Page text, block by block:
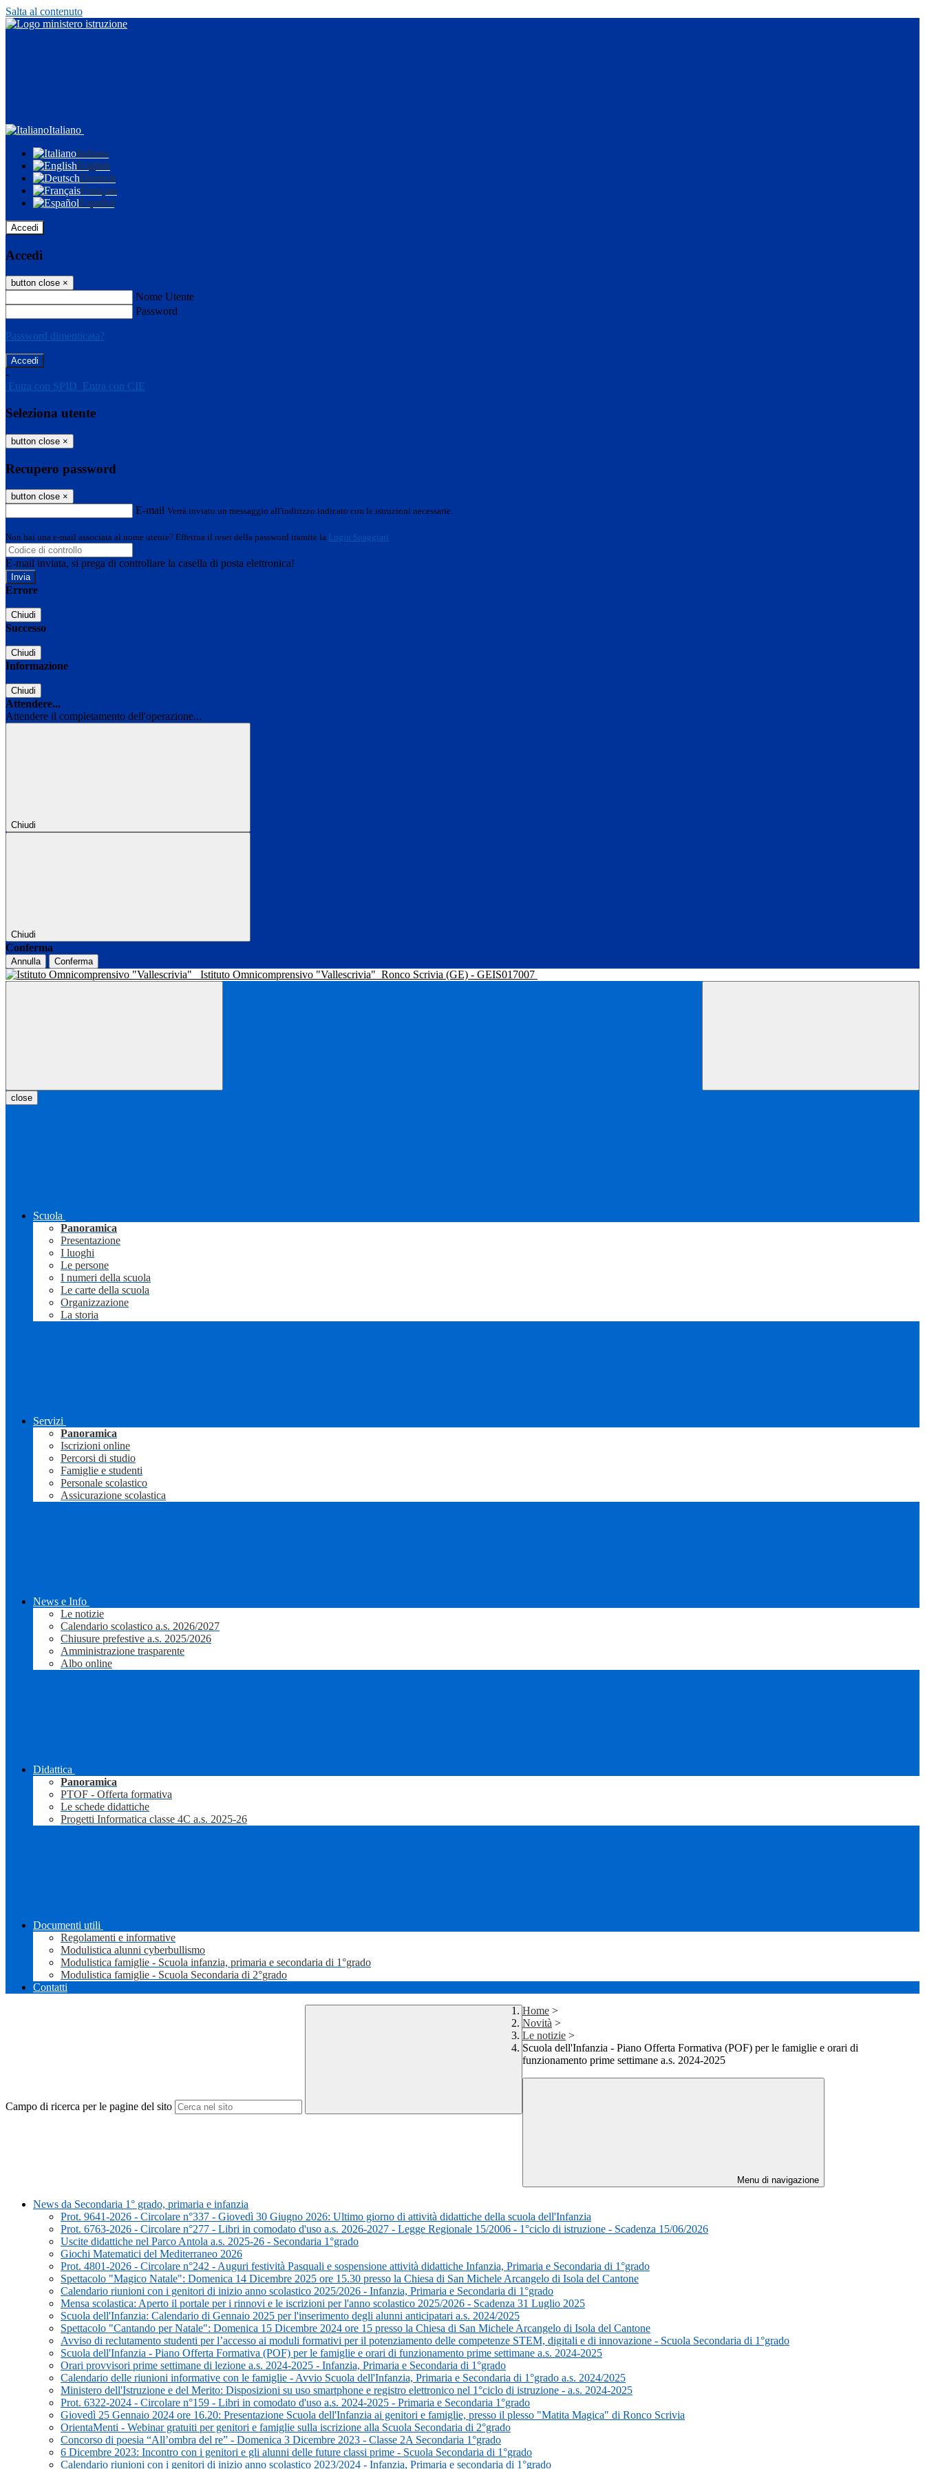
Salta al contenuto
Italiano
Italiano
English
Deutsch
Français
Español
Accedi
Accedi
button close ×
Nome Utente
Password
Password dimenticata?
-
Entra con SPID Entra con CIE
Seleziona utente
button close ×
Recupero password
button close ×
E-mail Verrà inviato un messaggio all'indirizzo indicato con le istruzioni necessarie.
Non hai una e-mail associata al nome utente? Effettua il reset della password tramite la Login Spaggiari
E-mail inviata, si prega di controllare la casella di posta elettronica!
Errore
Chiudi
Successo
Chiudi
Informazione
Chiudi
Attendere...
Attendere il completamento dell'operazione...
Chiudi
Chiudi
Conferma
Annulla Conferma
Istituto Omnicomprensivo "Vallescrivia" Ronco Scrivia (GE) - GEIS017007
close
Scuola
Panoramica
Presentazione
I luoghi
Le persone
I numeri della scuola
Le carte della scuola
Organizzazione
La storia
Servizi
Panoramica
Iscrizioni online
Percorsi di studio
Famiglie e studenti
Personale scolastico
Assicurazione scolastica
News e Info
Le notizie
Calendario scolastico a.s. 2026/2027
Chiusure prefestive a.s. 2025/2026
Amministrazione trasparente
Albo online
Didattica
Panoramica
PTOF - Offerta formativa
Le schede didattiche
Progetti Informatica classe 4C a.s. 2025-26
Documenti utili
Regolamenti e informative
Modulistica alunni cyberbullismo
Modulistica famiglie - Scuola infanzia, primaria e secondaria di 1°grado
Modulistica famiglie - Scuola Secondaria di 2°grado
Contatti
Campo di ricerca per le pagine del sito
Home >
Novità >
Le notizie >
Scuola dell'Infanzia - Piano Offerta Formativa (POF) per le famiglie e orari di
funzionamento prime settimane a.s. 2024-2025
Menu di navigazione
News da Secondaria 1° grado, primaria e infanzia
Prot. 9641-2026 - Circolare n°337 - Giovedì 30 Giugno 2026: Ultimo giorno di attività didattiche della scuola dell'Infanzia
Prot. 6763-2026 - Circolare n°277 - Libri in comodato d'uso a.s. 2026-2027 - Legge Regionale 15/2006 - 1°ciclo di istruzione - Scadenza 15/06/2026
Uscite didattiche nel Parco Antola a.s. 2025-26 - Secondaria 1°grado
Giochi Matematici del Mediterraneo 2026
Prot. 4801-2026 - Circolare n°242 - Auguri festività Pasquali e sospensione attività didattiche Infanzia, Primaria e Secondaria di 1°grado
Spettacolo "Magico Natale": Domenica 14 Dicembre 2025 ore 15.30 presso la Chiesa di San Michele Arcangelo di Isola del Cantone
Calendario riunioni con i genitori di inizio anno scolastico 2025/2026 - Infanzia, Primaria e Secondaria di 1°grado
Mensa scolastica: Aperto il portale per i rinnovi e le iscrizioni per l'anno scolastico 2025/2026 - Scadenza 31 Luglio 2025
Scuola dell'Infanzia: Calendario di Gennaio 2025 per l'inserimento degli alunni anticipatari a.s. 2024/2025
Spettacolo "Cantando per Natale": Domenica 15 Dicembre 2024 ore 15 presso la Chiesa di San Michele Arcangelo di Isola del Cantone
Avviso di reclutamento studenti per l’accesso ai moduli formativi per il potenziamento delle competenze STEM, digitali e di innovazione - Scuola Secondaria di 1°grado
Scuola dell'Infanzia - Piano Offerta Formativa (POF) per le famiglie e orari di funzionamento prime settimane a.s. 2024-2025
Orari provvisori prime settimane di lezione a.s. 2024-2025 - Infanzia, Primaria e Secondaria di 1°grado
Calendario delle riunioni informative con le famiglie - Avvio Scuola dell'Infanzia, Primaria e Secondaria di 1°grado a.s. 2024/2025
Ministero dell'Istruzione e del Merito: Disposizioni su uso smartphone e registro elettronico nel 1°ciclo di istruzione - a.s. 2024-2025
Prot. 6322-2024 - Circolare n°159 - Libri in comodato d'uso a.s. 2024-2025 - Primaria e Secondaria 1°grado
Giovedì 25 Gennaio 2024 ore 16.20: Presentazione Scuola dell'Infanzia ai genitori e famiglie, presso il plesso "Matita Magica" di Ronco Scrivia
OrientaMenti - Webinar gratuiti per genitori e famiglie sulla iscrizione alla Scuola Secondaria di 2°grado
Concorso di poesia “All’ombra del re” - Domenica 3 Dicembre 2023 - Classe 2A Secondaria 1°grado
6 Dicembre 2023: Incontro con i genitori e gli alunni delle future classi prime - Scuola Secondaria di 1°grado
Calendario riunioni con i genitori di inizio anno scolastico 2023/2024 - Infanzia, Primaria e secondaria di 1°grado